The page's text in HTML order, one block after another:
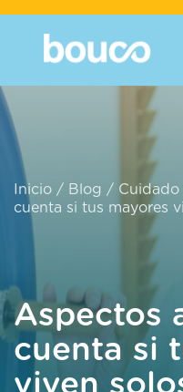
Inicio / Blog / Cuidado
cuenta si tus mayores
Aspectos
cuenta si
viven